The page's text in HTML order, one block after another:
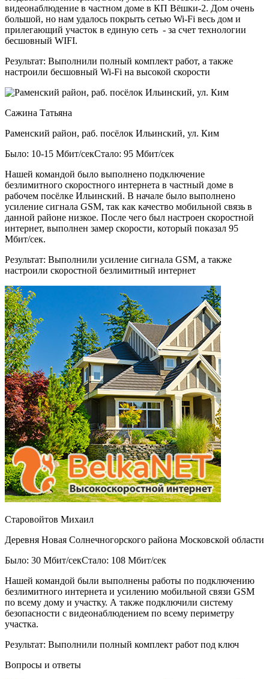
видеонаблюдение в частном доме в КП Вёшки-2. Дом очень
большой, но нам удалось покрыть сетью Wi-Fi весь дом и
прилегающий участок в единую сеть - за счет технологии
бесшовный WIFI.
Результат: Выполнили полный комплект работ, а также
настроили бесшовный Wi-Fi на высокой скорости
Сажина Татьяна
Раменский район, раб. посёлок Ильинский, ул. Ким
Было: 10-15 Мбит/секСтало: 95 Мбит/сек
Нашей командой было выполнено подключение
безлимитного скоростного интернета в частный доме в
рабочем посёлке Ильинский. В начале было выполнено
усиление сигнала GSM, так как качество мобильной связь в
данной районе низкое. После чего был настроен скоростной
интернет, выполнен замер скорости, который показал 95
Мбит/сек.
Результат: Выполнили усиление сигнала GSM, а также
настроили скоростной безлимитный интернет
Старовойтов Михаил
Деревня Новая Солнечногорского района Московской области
Было: 30 Мбит/секСтало: 108 Мбит/сек
Нашей командой были выполнены работы по подключению
безлимитного интернета и усилению мобильной связи GSM
по всему дому и участку. А также подключили систему
безопасности с видеонаблюдением по всему периметру
участка.
Результат: Выполнили полный комплект работ под ключ
Вопросы и ответы